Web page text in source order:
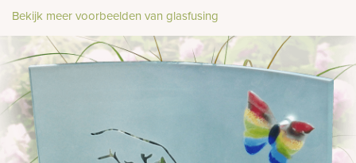
Bekijk meer voorbeelden van glasfusing